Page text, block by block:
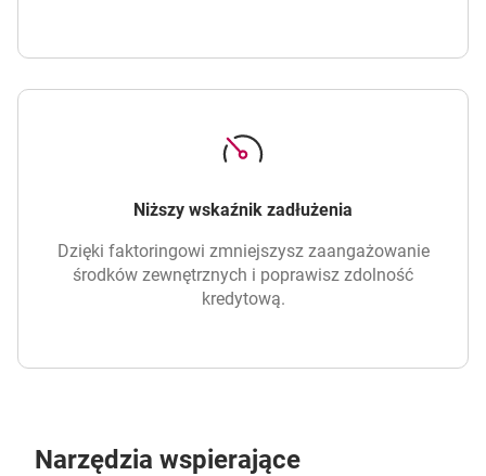
Niższy wskaźnik zadłużenia
Dzięki faktoringowi zmniejszysz zaangażowanie
środków zewnętrznych i poprawisz zdolność
kredytową.
Narzędzia wspierające